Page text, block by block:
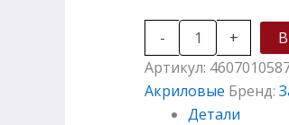
- +
Артикул:
Акриловые Бренд:
Детали